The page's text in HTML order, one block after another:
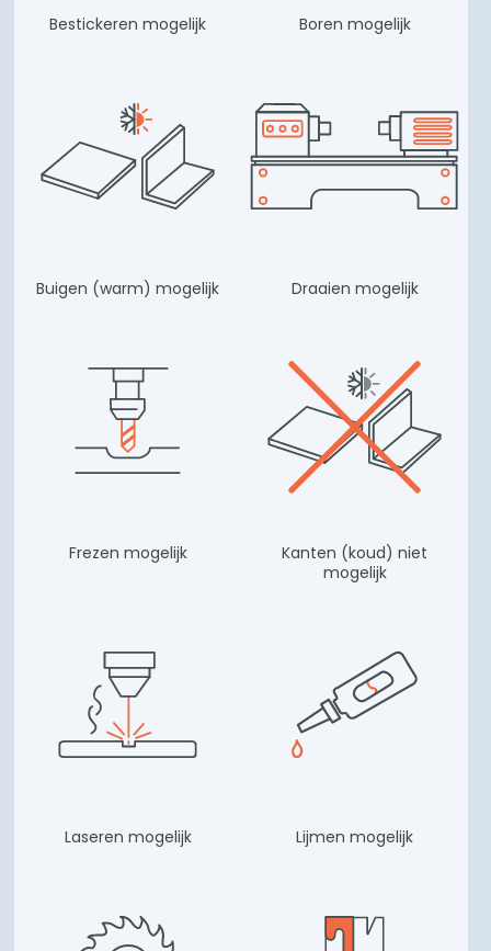
Bestickeren mogelijk Boren mogelijk
Buigen (warm) mogelijk Draaien mogelijk
Frezen mogelijk
Kanten (koud) niet
mogelijk
Laseren mogelijk Lijmen mogelijk